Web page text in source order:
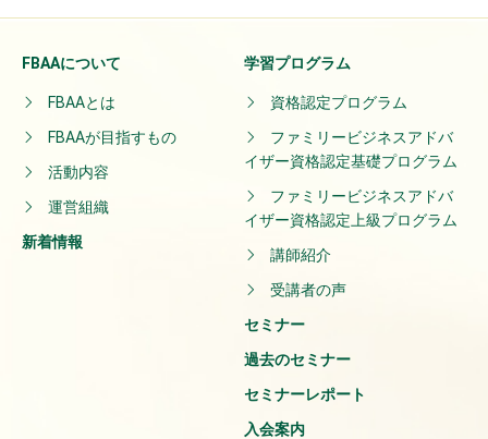
FBAAについて
FBAAとは
FBAAが目指すもの
活動内容
運営組織
新着情報
学習プログラム
資格認定プログラム
ファミリービジネスアドバ
イザー資格認定基礎プログラム
ファミリービジネスアドバ
イザー資格認定上級プログラム
講師紹介
受講者の声
セミナー
過去のセミナー
セミナーレポート
入会案内